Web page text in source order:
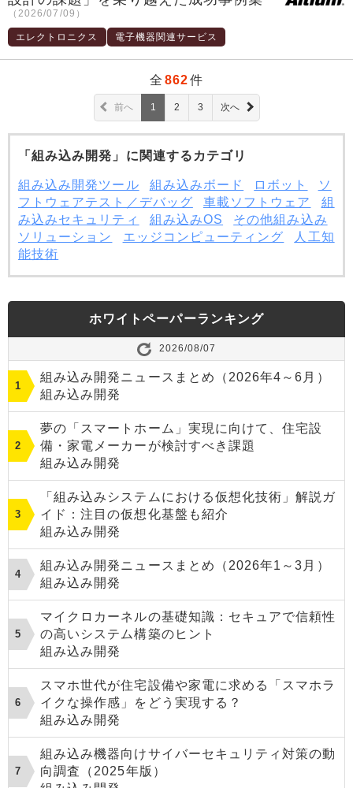
（2026/07/09）
エレクトロニクス 電子機器関連サービス
全 862件
前へ 1 2 3 次へ
「組み込み開発」に関連するカテゴリ
組み込み開発ツール 組み込みボード ロボット
ソ
フトウェアテスト／デバッグ
車載ソフトウェア
組
み込みセキュリティ
組み込みOS
その他組み込み
ソリューション
エッジコンピューティング
人工知
能技術
ホワイトペーパーランキング
2026/08/07
組み込み開発ニュースまとめ（2026年4～6月）
組み込み開発
夢の「スマートホーム」実現に向けて、住宅設
備・家電メーカーが検討すべき課題
組み込み開発
「組み込みシステムにおける仮想化技術」解説ガ
イド：注目の仮想化基盤も紹介
組み込み開発
組み込み開発ニュースまとめ（2026年1～3月）
組み込み開発
マイクロカーネルの基礎知識：セキュアで信頼性
の高いシステム構築のヒント
組み込み開発
スマホ世代が住宅設備や家電に求める「スマホラ
イクな操作感」をどう実現する？
組み込み開発
組み込み機器向けサイバーセキュリティ対策の動
向調査（2025年版）